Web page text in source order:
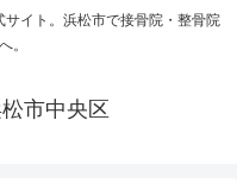
イト。浜松市で接骨院・整骨院
。
市中央区